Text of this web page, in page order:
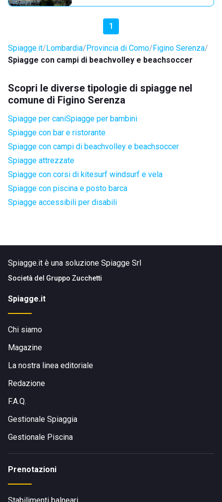
1
Spiagge.it Lombardia Provincia di Como Figino Serenza
Spiagge con campi di beachvolley e beachsoccer
Scopri le diverse tipologie di spiagge nel
comune di Figino Serenza
Spiagge per caniSpiagge per bambini
Spiagge con bar e ristorante
Spiagge con campi di beachvolley e beachsoccer
Spiagge attrezzate
Spiagge con corsi di kitesurf windsurf e vela
Spiagge con piscina e posto barca
Spiagge accessibili per disabili
Spiagge.it è una soluzione Spiagge Srl
Società del Gruppo Zucchetti
Spiagge.it
Chi siamo
Magazine
La nostra linea editoriale
Redazione
F.A.Q.
Gestionale Spiaggia
Gestionale Piscina
Prenotazioni